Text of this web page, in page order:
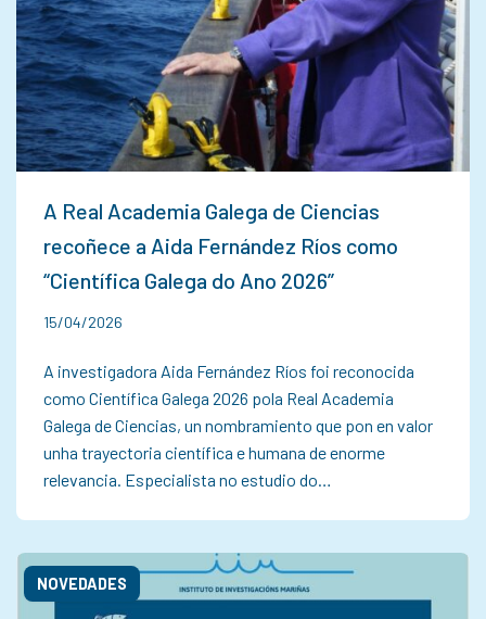
A Real Academia Galega de Ciencias
recoñece a Aida Fernández Ríos como
“Científica Galega do Ano 2026”
15/04/2026
A investigadora Aida Fernández Ríos foi reconocida
como Científica Galega 2026 pola Real Academia
Galega de Ciencias, un nombramiento que pon en valor
unha trayectoria científica e humana de enorme
relevancia. Especialista no estudio do…
NOVEDADES